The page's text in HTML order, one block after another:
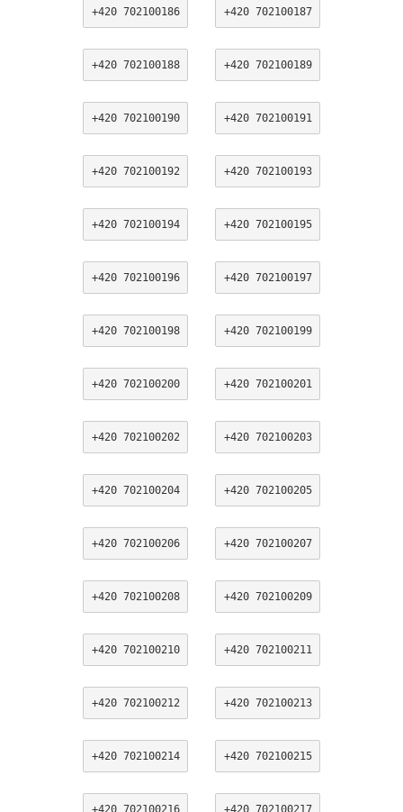
+420 702100186 +420 702100187
+420 702100188 +420 702100189
+420 702100190 +420 702100191
+420 702100192 +420 702100193
+420 702100194 +420 702100195
+420 702100196 +420 702100197
+420 702100198 +420 702100199
+420 702100200 +420 702100201
+420 702100202 +420 702100203
+420 702100204 +420 702100205
+420 702100206 +420 702100207
+420 702100208 +420 702100209
+420 702100210 +420 702100211
+420 702100212 +420 702100213
+420 702100214 +420 702100215
+420 702100216 +420 702100217